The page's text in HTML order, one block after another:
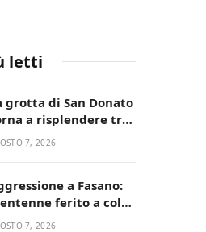
letti
grotta di San Donato
a risplendere tra
natura e
7, 2026
a Fasano:
ferito a colpi
pistola in casa
7, 2026